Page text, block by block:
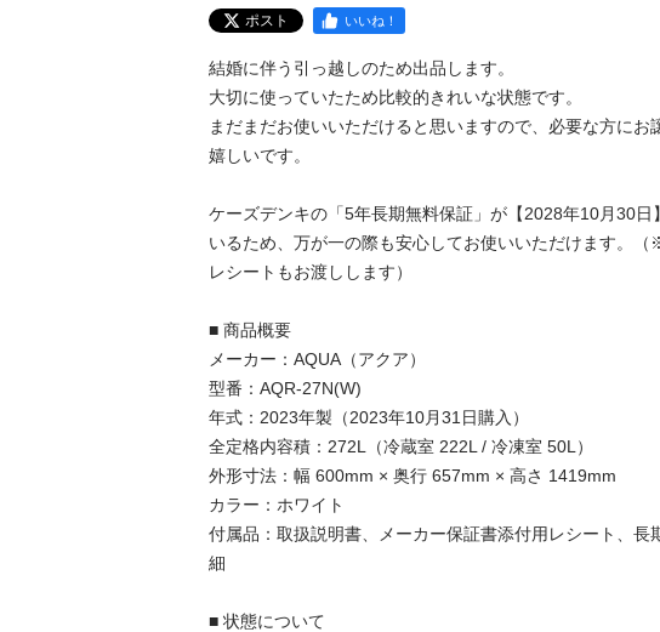
ポスト いいね！
結婚に伴う引っ越しのため出品します。
大切に使っていたため比較的きれいな状態です。
まだまだお使いいただけると思いますので、必要な方にお
嬉しいです。
ケーズデンキの「5年長期無料保証」が【2028年10月30日
いるため、万が一の際も安心してお使いいただけます。（
レシートもお渡しします）
■ 商品概要
メーカー：AQUA（アクア）
型番：AQR-27N(W)
年式：2023年製（2023年10月31日購入）
全定格内容積：272L（冷蔵室 222L / 冷凍室 50L）
外形寸法：幅 600mm × 奥行 657mm × 高さ 1419mm
カラー：ホワイト
付属品：取扱説明書、メーカー保証書添付用レシート、長
細
■ 状態について